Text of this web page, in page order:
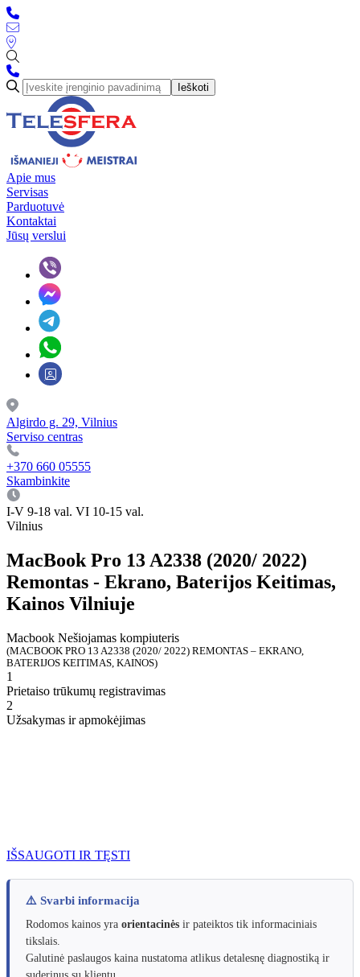
Ieškoti
Apie mus
Servisas
Parduotuvė
Kontaktai
Jūsų verslui
Algirdo g. 29, Vilnius
Serviso centras
+370 660 05555
Skambinkite
I-V 9-18 val. VI 10-15 val.
Vilnius
MacBook Pro 13 A2338 (2020/ 2022)
Remontas - Ekrano, Baterijos Keitimas,
Kainos Vilniuje
Macbook Nešiojamas kompiuteris
(MACBOOK PRO 13 A2338 (2020/ 2022) REMONTAS – EKRANO,
BATERIJOS KEITIMAS, KAINOS)
1
Prietaiso trūkumų registravimas
2
Užsakymas ir apmokėjimas
IŠSAUGOTI IR TĘSTI
⚠️ Svarbi informacija
Rodomos kainos yra orientacinės ir pateiktos tik informaciniais
tikslais.
Galutinė paslaugos kaina nustatoma atlikus detalesnę diagnostiką ir